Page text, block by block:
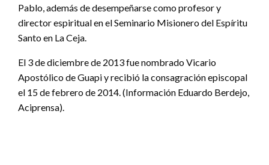
Pablo, además de desempeñarse como profesor y
director espiritual en el Seminario Misionero del Espíritu
Santo en La Ceja.
El 3 de diciembre de 2013 fue nombrado Vicario
Apostólico de Guapi y recibió la consagración episcopal
el 15 de febrero de 2014. (Información Eduardo Berdejo,
Aciprensa).